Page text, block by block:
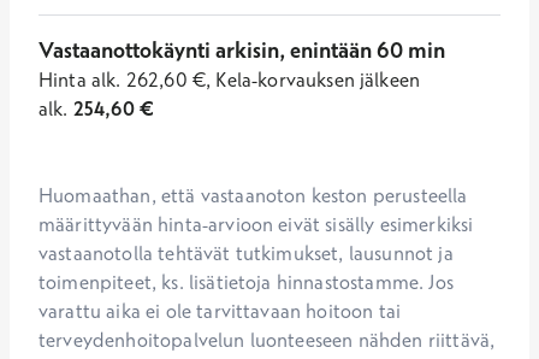
Vastaanottokäynti arkisin, enintään 60 min
Hinta alk. 262,60 €, Kela-korvauksen jälkeen
alk. 254,60€
Huomaathan, että vastaanoton keston perusteella
määrittyvään hinta-arvioon eivät sisälly esimerkiksi
vastaanotolla tehtävät tutkimukset, lausunnot ja
toimenpiteet, ks. lisätietoja hinnastostamme. Jos
varattu aika ei ole tarvittavaan hoitoon tai
terveydenhoitopalvelun luonteeseen nähden riittävä,